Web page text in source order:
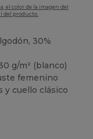
el color de la imagen del
del producto.
30%
g/m² (blanco)
femenino
y cuello clásico